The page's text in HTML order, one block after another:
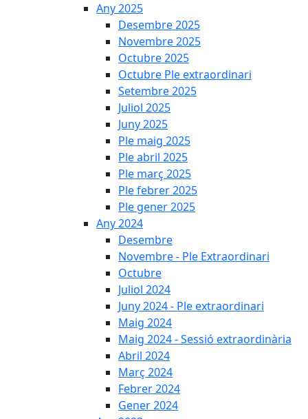
Any 2025
Desembre 2025
Novembre 2025
Octubre 2025
Octubre Ple extraordinari
Setembre 2025
Juliol 2025
Juny 2025
Ple maig 2025
Ple abril 2025
Ple març 2025
Ple febrer 2025
Ple gener 2025
Any 2024
Desembre
Novembre - Ple Extraordinari
Octubre
Juliol 2024
Juny 2024 - Ple extraordinari
Maig 2024
Maig 2024 - Sessió extraordinària
Abril 2024
Març 2024
Febrer 2024
Gener 2024